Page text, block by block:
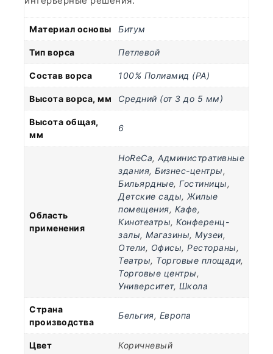
Материал основы Битум
Тип ворса Петлевой
Состав ворса 100% Полиамид (PA)
Высота ворса, мм Средний (от 3 до 5 мм)
Высота общая,
мм
6
Область
применения
HoReCa, Административные
здания, Бизнес-центры,
Бильярдные, Гостиницы,
Детские сады, Жилые
помещения, Кафе,
Кинотеатры, Конференц-
залы, Магазины, Музеи,
Отели, Офисы, Рестораны,
Театры, Торговые площади,
Торговые центры,
Университет, Школа
Страна
производства
Бельгия, Европа
Цвет Коричневый